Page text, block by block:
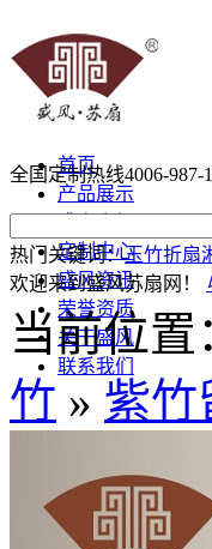
首页
产品展示
定制中心
盛风资讯
荣誉资质
关于盛风
联系我们
全国定制热线4006-987-
热门关键词：玉竹折扇
欢迎来到盛风苏扇网！
当前位置
竹 » 紫竹